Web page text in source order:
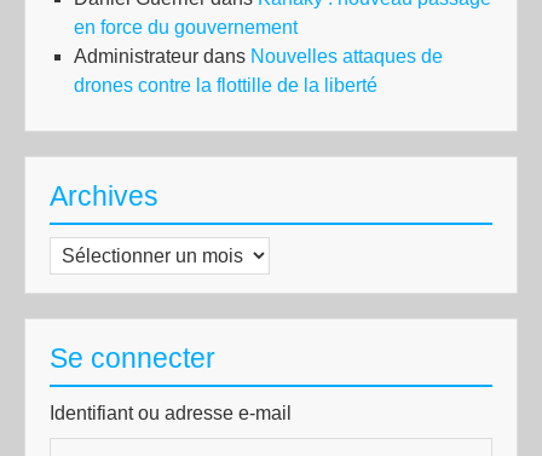
en force du gouvernement
Administrateur dans Nouvelles attaques de
drones contre la flottille de la liberté
Archives
Archives
Se connecter
Identifiant ou adresse e-mail